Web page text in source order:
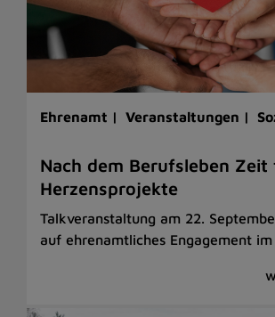
Ehrenamt | Veranstaltungen |
Nach dem Berufsleben Zeit
Herzensprojekte
Talkveranstaltung am 22.
auf ehrenamtliches Engagement